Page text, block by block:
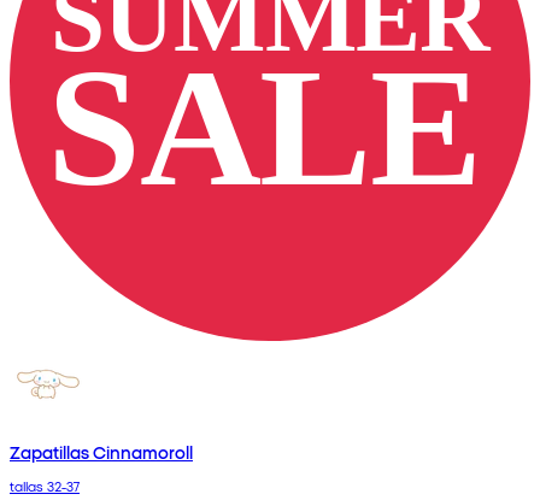
Zapatillas Cinnamoroll
tallas 32-37